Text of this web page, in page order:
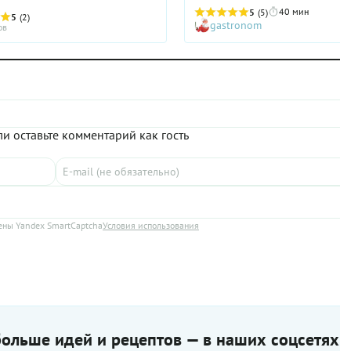
5 (2)
5 (5) 40 мин
gastronom
оставьте комментарий как гость
Yandex SmartCaptchaУсловия использования
идей и рецептов — в наших соцсетях